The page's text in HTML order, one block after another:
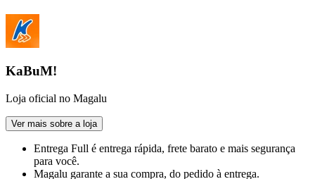
KaBuM!
Loja oficial no Magalu
Ver mais sobre a loja
Entrega Full é entrega rápida, frete barato e mais segurança
para você.
Magalu garante a sua compra, do pedido à entrega.